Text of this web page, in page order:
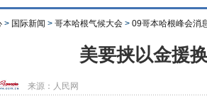
> 国际新闻 > 哥本哈根气候大会 > 09哥本哈根峰会消
美要挟以金援
来源： 人民网